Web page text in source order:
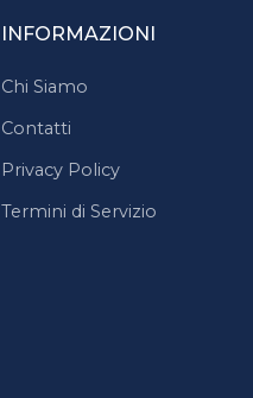
INFORMAZIONI
Chi Siamo
Contatti
Privacy Policy
Termini di Servizio